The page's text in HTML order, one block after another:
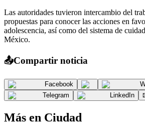
Las autoridades tuvieron intercambio del
propuestas para conocer las acciones en
adolescencia, así como del sistema de
México.
📤Compartir noticia
Facebook
Telegram
LinkedIn
Más en Ciudad